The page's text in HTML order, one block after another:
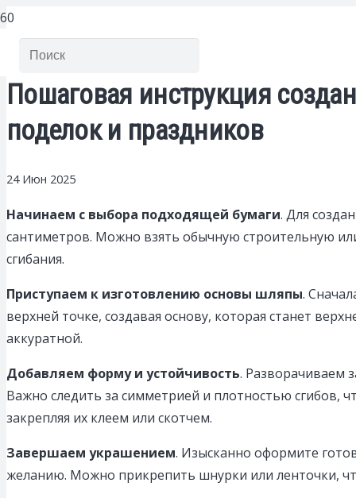
Пошаговая инструкция
поделок и праздников
24 Июн 2025
Начинаем с выбора подходящей бумаги. Для
сантиметров. Можно взять обычную строительную
сгибания.
Приступаем к изготовлению основы шляпы.
верхней точке, создавая основу, которая станет
аккуратной.
Добавляем форму и устойчивость. Разворачиваем
Важно следить за симметрией и плотностью сгибов,
закрепляя их клеем или скотчем.
Завершаем украшением. Изысканно оформите
желанию. Можно прикрепить шнурки или ленточки,